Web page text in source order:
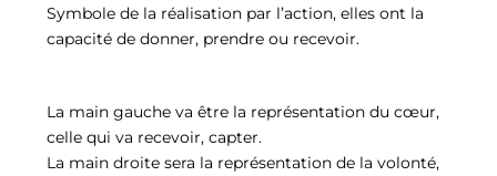
Symbole de la réalisation par l’action, elles ont la
capacité de donner, prendre ou recevoir.
La main gauche va être la représentation du cœur,
celle qui va recevoir, capter.
La main droite sera la représentation de la volonté,